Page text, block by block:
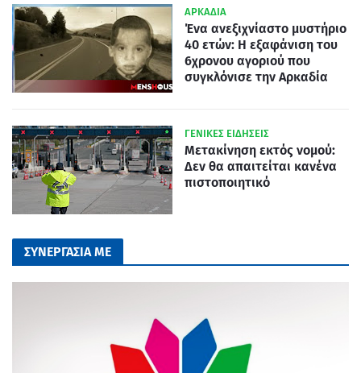
ΑΡΚΑΔΙΑ
Ένα ανεξιχνίαστο μυστήριο
40 ετών: Η εξαφάνιση του
6χρονου αγοριού που
συγκλόνισε την Αρκαδία
ΓΕΝΙΚΕΣ ΕΙΔΗΣΕΙΣ
Μετακίνηση εκτός νομού:
Δεν θα απαιτείται κανένα
πιστοποιητικό
ΣΥΝΕΡΓΑΣΙΑ ΜΕ